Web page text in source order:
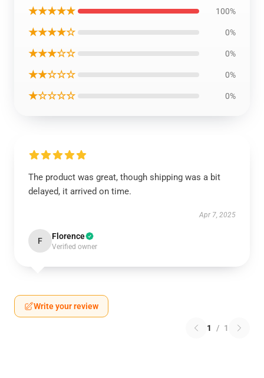
★★★★★ 100%
★★★★☆ 0%
★★★☆☆ 0%
★★☆☆☆ 0%
★☆☆☆☆ 0%
The product was great, though shipping was a bit
delayed, it arrived on time.
Apr 7, 2025
F Florence
Verified owner
Write your review
1 / 1